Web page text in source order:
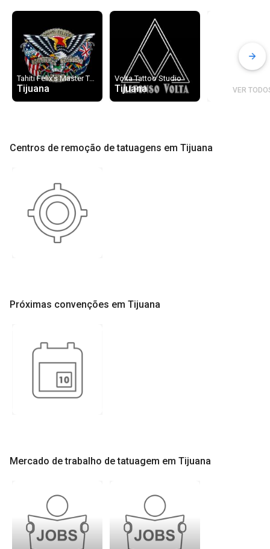
Tahiti Felix's Master Tattoo
Tijuana
Volta Tattoo Studio
Tijuana VER
Centros de remoção de tatuagens em Tijuana
Próximas convenções em Tijuana
Mercado de trabalho de tatuagem em Tijuana